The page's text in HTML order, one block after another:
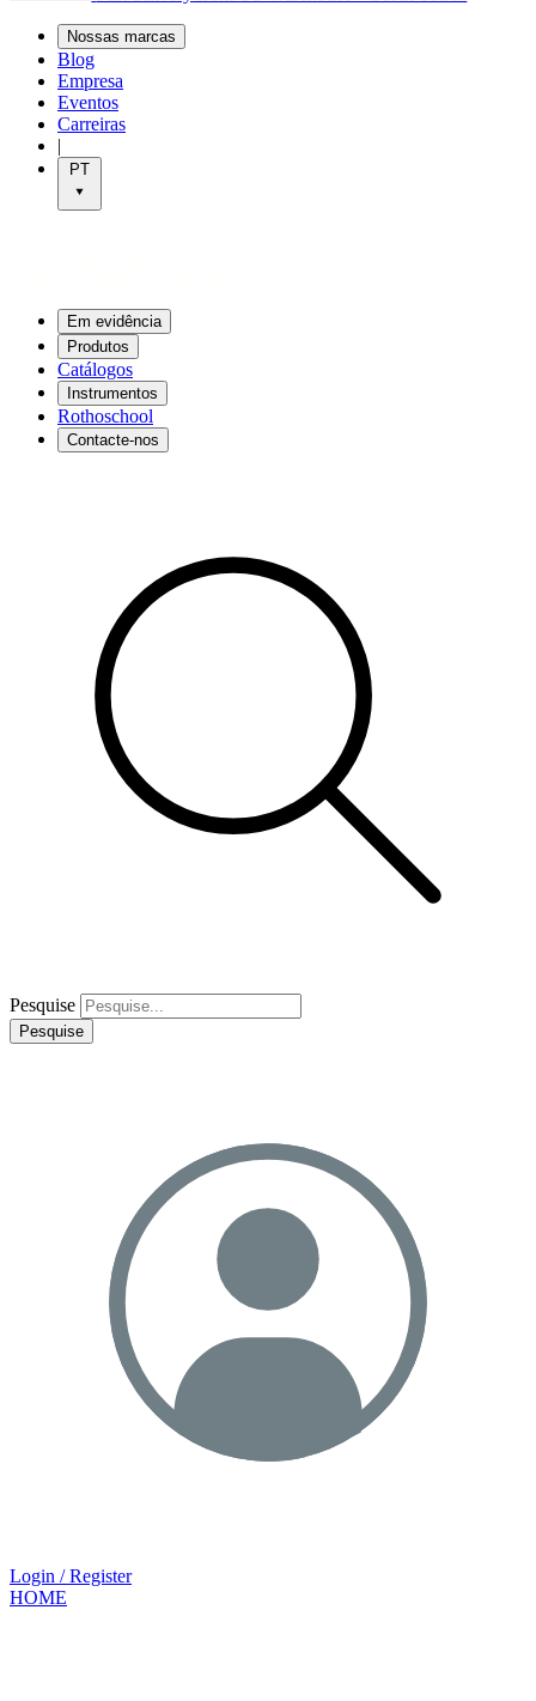
Nossas marcas
Blog
Empresa
Eventos
Carreiras
|
PT
Em evidência
Produtos
Catálogos
Instrumentos
Rothoschool
Contacte-nos
Pesquise
Pesquise
Login / Register
HOME